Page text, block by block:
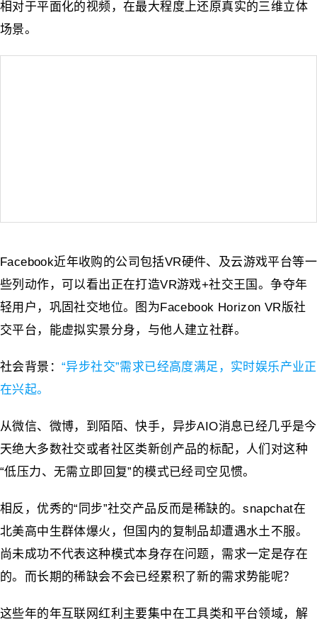
相对于平面化的视频，在最大程度上还原真实的三维立体
场景。
Facebook近年收购的公司包括VR硬件、及云游戏平台等一
些列动作，可以看出正在打造VR游戏+社交王国。争夺年
轻用户，巩固社交地位。图为Facebook Horizon VR版社
交平台，能虚拟实景分身，与他人建立社群。
社会背景： “异步社交”需求已经高度满足，实时娱乐产业正
在兴起。
从微信、微博，到陌陌、快手，异步AIO消息已经几乎是今
天绝大多数社交或者社区类新创产品的标配，人们对这种
“低压力、无需立即回复”的模式已经司空见惯。
相反，优秀的“同步”社交产品反而是稀缺的。snapchat在
北美高中生群体爆火，但国内的复制品却遭遇水土不服。
尚未成功不代表这种模式本身存在问题，需求一定是存在
的。而长期的稀缺会不会已经累积了新的需求势能呢？
这些年的年互联网红利主要集中在工具类和平台领域，解